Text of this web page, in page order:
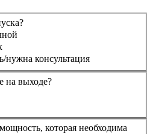
нужна консультация
на выходе?
которая необходима